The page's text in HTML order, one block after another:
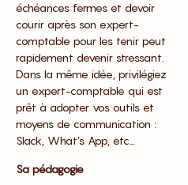
échéances fermes et devoir
courir après son expert-
comptable pour les tenir peut
rapidement devenir stressant.
Dans la même idée, privilégiez
un expert-comptable qui est
prêt à adopter vos outils et
moyens de communication :
Slack, What’s App, etc…
Sa pédagogie